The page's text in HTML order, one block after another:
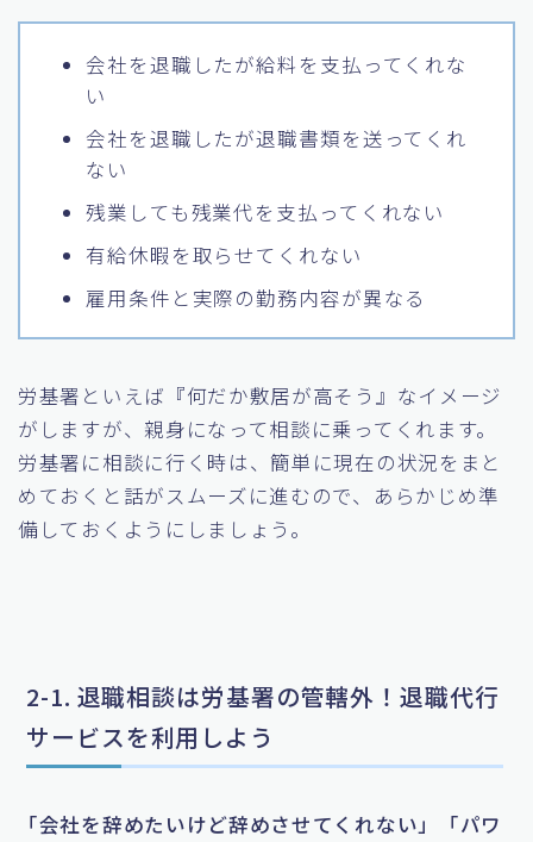
会社を退職したが給料を支払ってくれな
い
会社を退職したが退職書類を送ってくれ
ない
残業しても残業代を支払ってくれない
有給休暇を取らせてくれない
雇用条件と実際の勤務内容が異なる
労基署といえば『何だか敷居が高そう』なイメージ
がしますが、親身になって相談に乗ってくれます。
労基署に相談に行く時は、簡単に現在の状況をまと
めておくと話がスムーズに進むので、あらかじめ準
備しておくようにしましょう。
2-1. 退職相談は労基署の管轄外！退職代行
サービスを利用しよう
「会社を辞めたいけど辞めさせてくれない」「パワ